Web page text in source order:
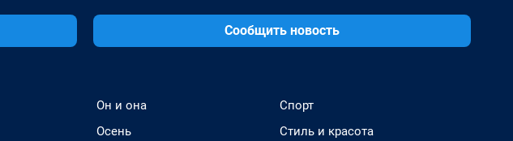
Сообщить новость
Он и она
Осень
Спорт
Стиль и красота